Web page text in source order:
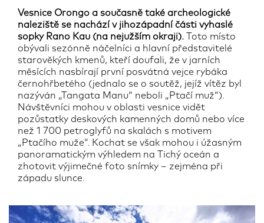
Vesnice Orongo a současně také archeologické
naleziště se nachází v jihozápadní části vyhaslé
sopky Rano Kau (na nejužším okraji). Toto místo
obývali sezónně náčelníci a hlavní představitelé
starověkých kmenů, kteří doufali, že v jarních
měsících nasbírají první posvátná vejce rybáka
černohřbetého (jednalo se o soutěž, jejíž vítěz byl
nazýván „Tangata Manu“ neboli „Ptačí muž“).
Návštěvníci mohou v oblasti vesnice vidět
pozůstatky deskových kamenných domů nebo více
než 1 700 petroglyfů na skalách s motivem
„Ptačího muže“. Kochat se však mohou i úžasným
panoramatickým výhledem na Tichý oceán a
zhotovit výjimečné foto snímky – zejména při
západu slunce.